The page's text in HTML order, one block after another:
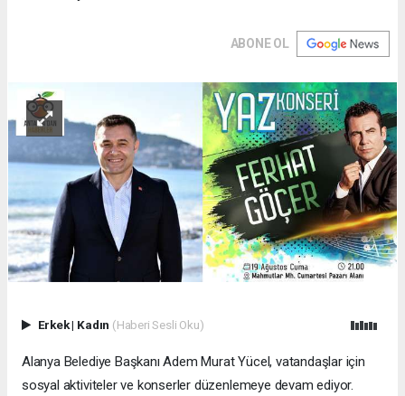
ABONE OL
Erkek| Kadın (Haberi Sesli Oku)
Alanya Belediye Başkanı Adem Murat Yücel, vatandaşlar için
sosyal aktiviteler ve konserler düzenlemeye devam ediyor.